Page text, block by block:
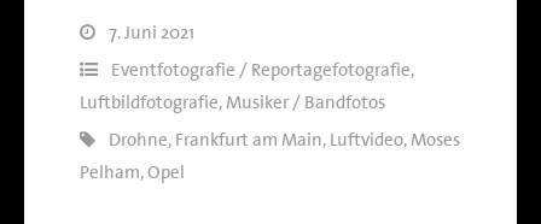
7. Juni 2021
Eventfotografie / Reportagefotografie,
Luftbildfotografie, Musiker / Bandfotos
Drohne, Frankfurt am Main, Luftvideo, Moses
Pelham,Opel